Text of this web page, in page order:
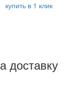
купить в 1 клик
доставку